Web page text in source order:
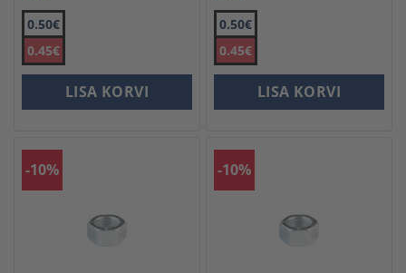
0.50€
0.45€
LISA KORVI
0.50€
0.45€
LISA KORVI
-10% -10%